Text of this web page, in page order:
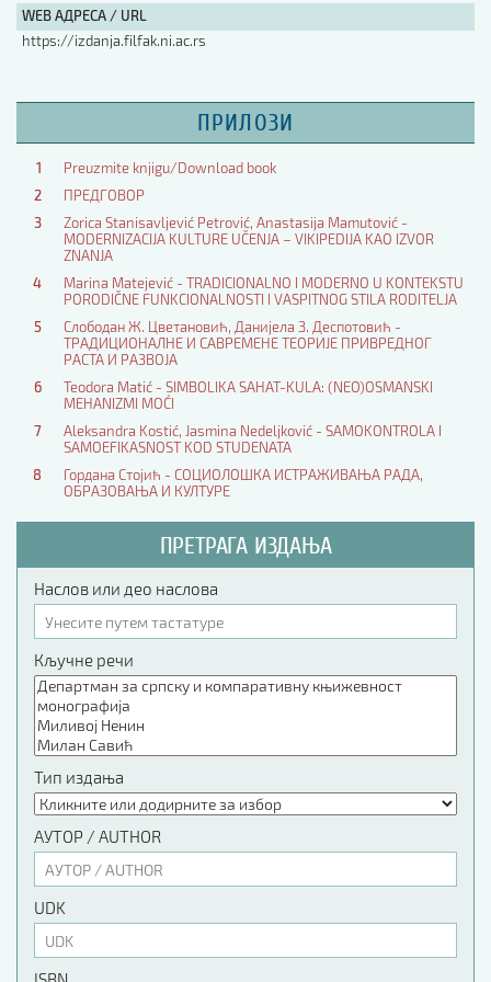
WEB АДРЕСА / URL
https://izdanja.filfak.ni.ac.rs
ПРИЛОЗИ
1
Preuzmite knjigu/Download book
2
ПРЕДГОВОР
3
Zorica Stanisavljević Petrović, Anastasija Mamutović -
MODERNIZACIJA KULTURE UČENJA – VIKIPEDIJA KAO IZVOR
ZNANJA
4
Marina Matejević - TRADICIONALNO I MODERNO U KONTEKSTU
PORODIČNE FUNKCIONALNOSTI I VASPITNOG STILA RODITELJA
5
Слободан Ж. Цветановић, Данијела З. Деспотовић -
ТРАДИЦИОНАЛНЕ И САВРЕМЕНЕ ТЕОРИЈЕ ПРИВРЕДНОГ
РАСТА И РАЗВОЈА
6
Teodora Matić - SIMBOLIKA SAHAT-KULA: (NEO)OSMANSKI
MEHANIZMI MOĆI
7
Aleksandra Kostić, Jasmina Nedeljković - SAMOKONTROLA I
SAMOEFIKASNOST KOD STUDENATA
8
Гордана Стојић - СОЦИОЛОШКА ИСТРАЖИВАЊА РАДА,
ОБРАЗОВАЊА И КУЛТУРЕ
ПРЕТРАГА ИЗДАЊА
Наслов или део наслова
Кључне речи
Тип издања
АУТОР / AUTHOR
UDK